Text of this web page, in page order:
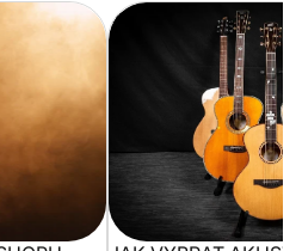
Music
Jak vybrat